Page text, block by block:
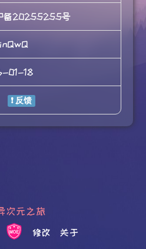
备20255255号
01-18
修改 关于